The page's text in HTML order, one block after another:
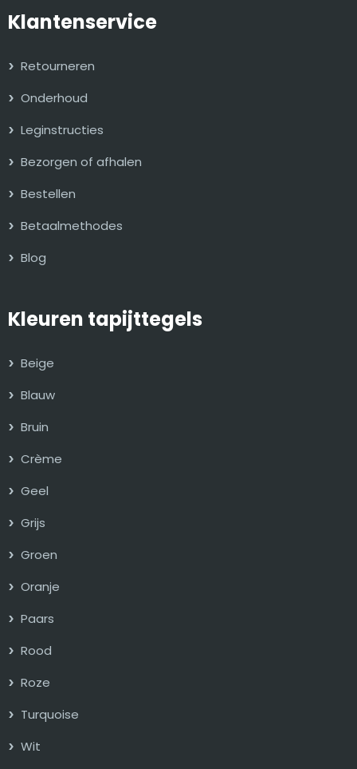
Klantenservice
Retourneren
Onderhoud
Leginstructies
Bezorgen of afhalen
Bestellen
Betaalmethodes
Blog
Kleuren tapijttegels
Beige
Blauw
Bruin
Crème
Geel
Grijs
Groen
Oranje
Paars
Rood
Roze
Turquoise
Wit